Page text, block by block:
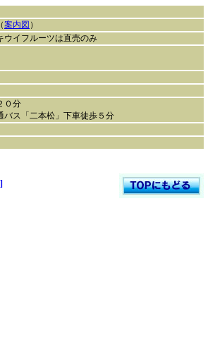
案内図 ）
イフルーツは直売のみ
０分
ス「二本松」下車徒歩５分
]